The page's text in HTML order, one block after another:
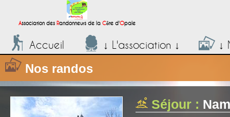
Association des Randonneurs de la Côte d'Opale
Accueil ↓ L'association ↓ ↓
Nos randos
Séjour :